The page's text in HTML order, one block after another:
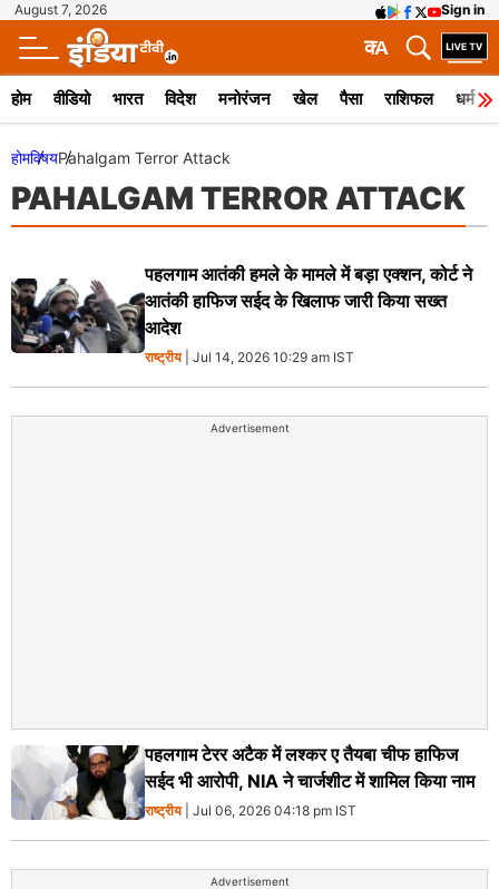
August 7, 2026 Sign in
A
क
होम वीडियो भारत विदेश मनोरंजन खेल पैसा राशिफल धर्म
होमविषयPahalgam Terror Attack
PAHALGAM TERROR ATTACK
पहलगाम आतंकी हमले के मामले में बड़ा एक्शन, कोर्ट ने
आतंकी हाफिज सईद के खिलाफ जारी किया सख्त
आदेश
राष्ट्रीय| Jul 14, 2026 10:29 am IST
Advertisement
पहलगाम टेरर अटैक में लश्कर ए तैयबा चीफ हाफिज
सईद भी आरोपी, NIA ने चार्जशीट में शामिल किया नाम
राष्ट्रीय| Jul 06, 2026 04:18 pm IST
Advertisement